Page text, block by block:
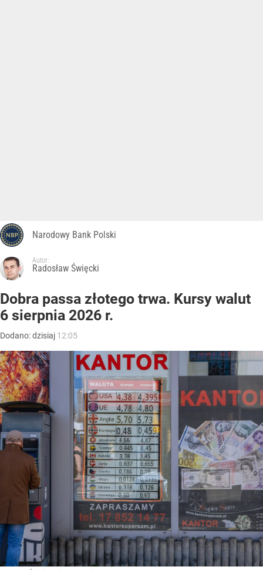
Narodowy Bank Polski
Autor:
Radosław Święcki
Dobra passa złotego trwa. Kursy walut
6 sierpnia 2026 r.
Dodano:dzisiaj 12:05